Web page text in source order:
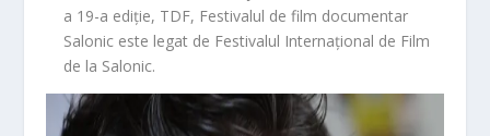
a 19-a ediție, TDF, Festivalul de film documentar
Salonic este legat de Festivalul Internațional de Film
de la Salonic.